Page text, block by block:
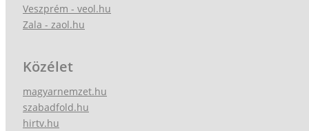
Veszprém - veol.hu
Zala - zaol.hu
Közélet
magyarnemzet.hu
szabadfold.hu
hirtv.hu